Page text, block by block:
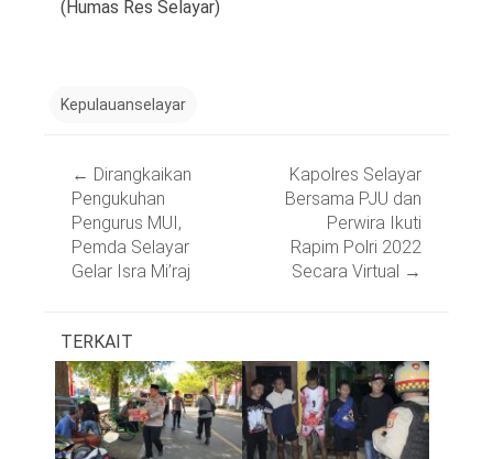
(Humas Res Selayar)
Kepulauanselayar
navigation
← Dirangkaikan
Pengukuhan
Pengurus MUI,
Pemda Selayar
Gelar Isra Mi’raj
Kapolres Selayar
Bersama PJU dan
Perwira Ikuti
Rapim Polri 2022
Secara Virtual →
TERKAIT